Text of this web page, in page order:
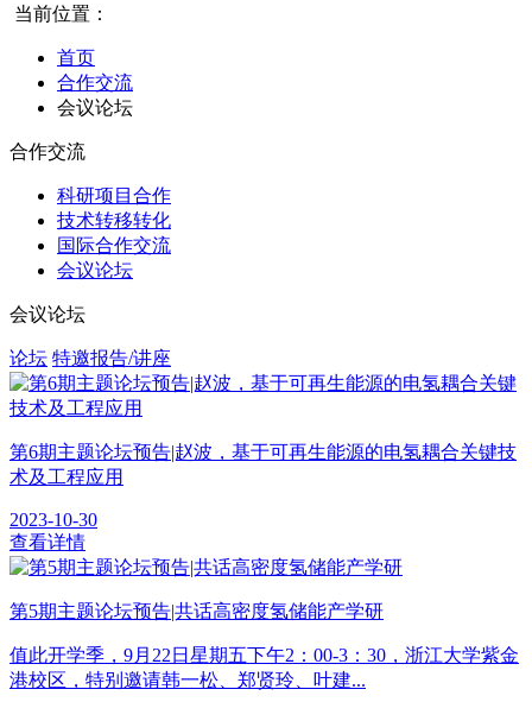
当前位置：
首页
合作交流
会议论坛
合作交流
科研项目合作
技术转移转化
国际合作交流
会议论坛
会议论坛
论坛 特邀报告/讲座
第6期主题论坛预告|赵波，基于可再生能源的电氢耦合关键技
术及工程应用
2023-10-30
查看详情
第5期主题论坛预告|共话高密度氢储能产学研
值此开学季，9月22日星期五下午2：00-3：30，浙江大学紫金
港校区，特别邀请韩一松、郑贤玲、叶建...